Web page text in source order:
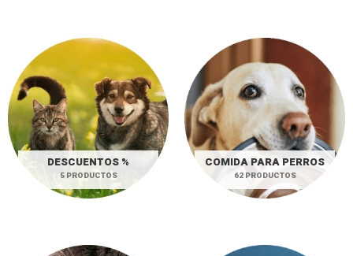
DESCUENTOS %
5 PRODUCTOS
COMIDA PARA PERROS
62 PRODUCTOS